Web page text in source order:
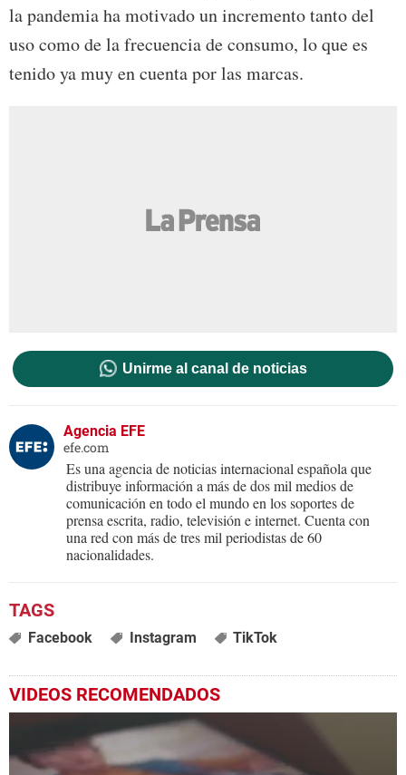
la pandemia ha motivado un incremento tanto del
uso como de la frecuencia de consumo, lo que es
tenido ya muy en cuenta por las marcas.
Unirme al canal de noticias
Agencia EFE
efe.com
Es una agencia de noticias internacional española que
distribuye información a más de dos mil medios de
comunicación en todo el mundo en los soportes de
prensa escrita, radio, televisión e internet. Cuenta con
una red con más de tres mil periodistas de 60
nacionalidades.
Facebook Instagram TikTok
VIDEOS RECOMENDADOS